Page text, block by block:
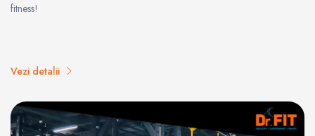
fitness!
Vezi detalii